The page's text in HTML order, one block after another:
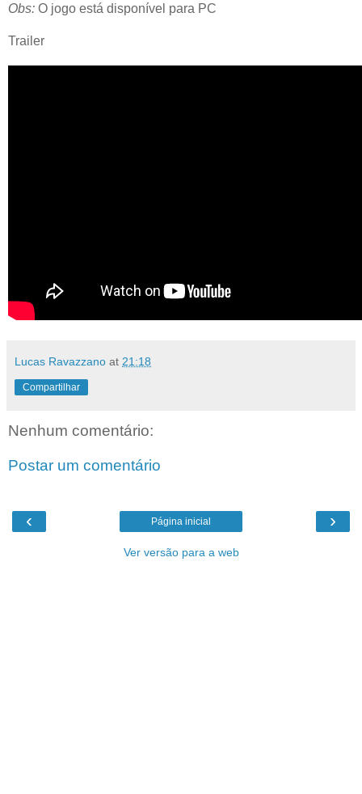
Obs: O jogo está disponível para PC
Trailer
Lucas Ravazzano at 21:18
Compartilhar
Nenhum comentário:
Postar um comentário
‹ ›
Página inicial
Ver versão para a web